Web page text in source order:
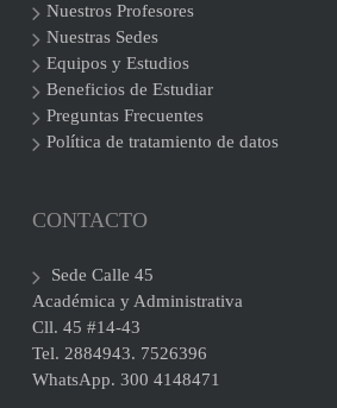
Nuestros Profesores
Nuestras Sedes
Equipos y Estudios
Beneficios de Estudiar
Preguntas Frecuentes
Política de tratamiento de datos
CONTACTO
Sede Calle 45
Académica y Administrativa
Cll. 45 #14-43
Tel. 2884943. 7526396
WhatsApp. 300 4148471